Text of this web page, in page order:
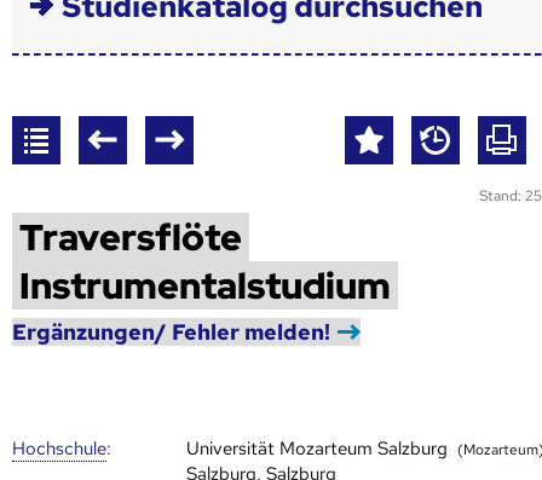
Stand:
Traversflöte
Instrumentalstudium
Ergänzungen/ Fehler melden!
Hoch­schule: Universität Mozarteum Salzburg
Salzburg, Salzburg